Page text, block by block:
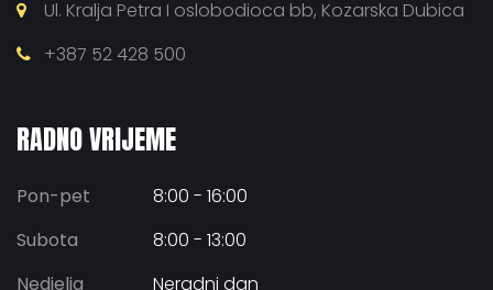
Ul. Kralja Petra I oslobodioca bb, Kozarska Dubica
+387 52 428 500
RADNO VRIJEME
Pon-pet
8:00 - 16:00
Subota
8:00 - 13:00
Nedjelja
Neradni dan